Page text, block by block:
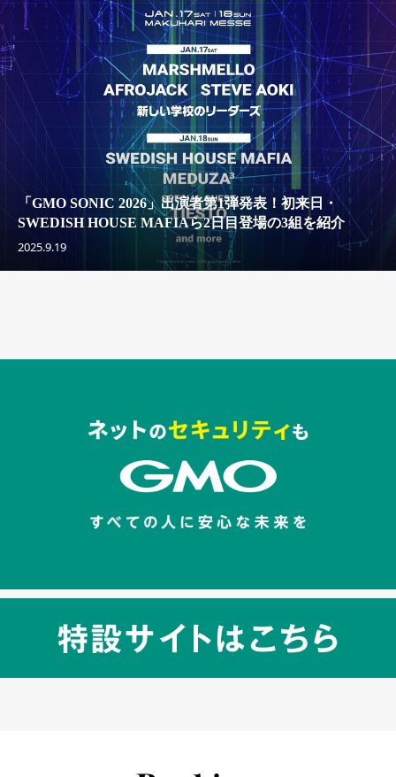
「GMO SONIC 2026」出演者第1弾発表！初来日・
SWEDISH HOUSE MAFIAら2日目登場の3組を紹介
2025.9.19
セキュリティキャンペーンでのバナー